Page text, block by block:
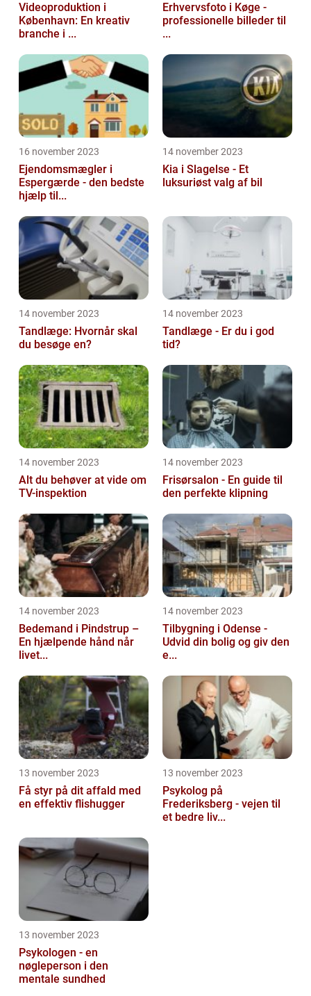
Videoproduktion i
København: En kreativ
branche i ...
Erhvervsfoto i Køge -
professionelle billeder til
...
16 november 2023
Ejendomsmægler i
Espergærde - den bedste
hjælp til...
14 november 2023
Kia i Slagelse - Et
luksuriøst valg af bil
14 november 2023
Tandlæge: Hvornår skal
du besøge en?
14 november 2023
Tandlæge - Er du i god
tid?
14 november 2023
Alt du behøver at vide om
TV-inspektion
14 november 2023
Frisørsalon - En guide til
den perfekte klipning
14 november 2023
Bedemand i Pindstrup –
En hjælpende hånd når
livet...
14 november 2023
Tilbygning i Odense -
Udvid din bolig og giv den
e...
13 november 2023
Få styr på dit affald med
en effektiv flishugger
13 november 2023
Psykolog på
Frederiksberg - vejen til
et bedre liv...
13 november 2023
Psykologen - en
nøgleperson i den
mentale sundhed